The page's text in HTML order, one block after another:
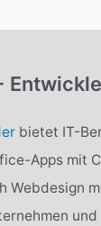
bietet IT-
Apps mit
Webdesign